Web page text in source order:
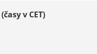
v CET)